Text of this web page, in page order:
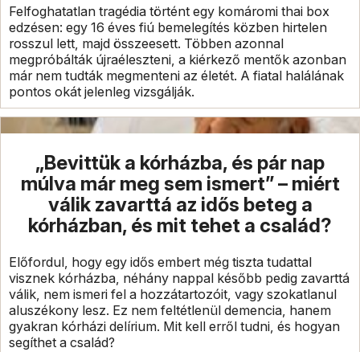
Felfoghatatlan tragédia történt egy komáromi thai box
edzésen: egy 16 éves fiú bemelegítés közben hirtelen
rosszul lett, majd összeesett. Többen azonnal
megpróbálták újraéleszteni, a kiérkező mentők azonban
már nem tudták megmenteni az életét. A fiatal halálának
pontos okát jelenleg vizsgálják.
„Bevittük a kórházba, és pár nap
múlva már meg sem ismert” – miért
válik zavarttá az idős beteg a
kórházban, és mit tehet a család?
Előfordul, hogy egy idős embert még tiszta tudattal
visznek kórházba, néhány nappal később pedig zavarttá
válik, nem ismeri fel a hozzátartozóit, vagy szokatlanul
aluszékony lesz. Ez nem feltétlenül demencia, hanem
gyakran kórházi delírium. Mit kell erről tudni, és hogyan
segíthet a család?